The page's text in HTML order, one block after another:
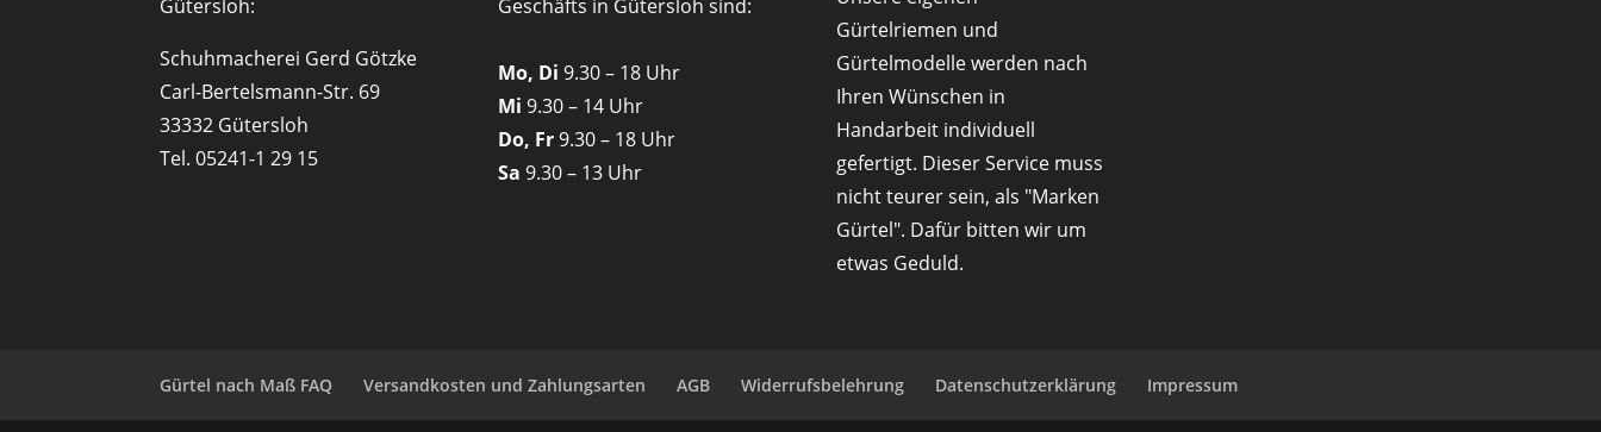
Gütersloh:
Schuhmacherei Gerd Götzke
Carl-Bertelsmann-Str. 69
33332 Gütersloh
Tel. 05241-1 29 15
Geschäfts in Gütersloh sind:
Mo, Di 9.30 – 18 Uhr
Mi 9.30 – 14 Uhr
Do, Fr9.30 – 18 Uhr
Sa 9.30 – 13 Uhr
Gürtelriemen und
Gürtelmodelle werden nach
Ihren Wünschen in
Handarbeit individuell
gefertigt. Dieser Service muss
nicht teurer sein, als "Marken
Gürtel". Dafür bitten wir um
etwas Geduld.
Gürtel nach Maß FAQ Versandkosten und Zahlungsarten AGB Widerrufsbelehrung Datenschutzerklärung Impressum